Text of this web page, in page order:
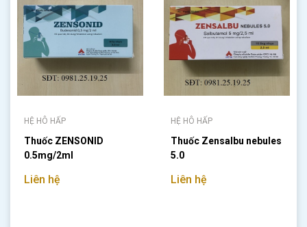
HỆ HÔ HẤP
Thuốc ZENSONID
0.5mg/2ml
Liên hệ
HỆ HÔ HẤP
Thuốc Zensalbu nebules
5.0
Liên hệ